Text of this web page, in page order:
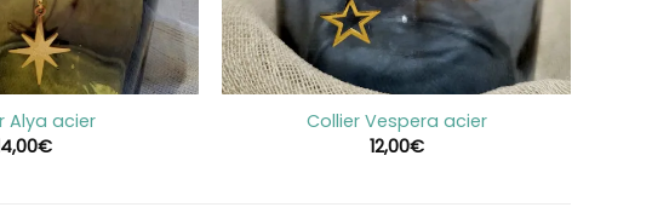
Alya acier
€
+
Collier Vespera acier
12,00€